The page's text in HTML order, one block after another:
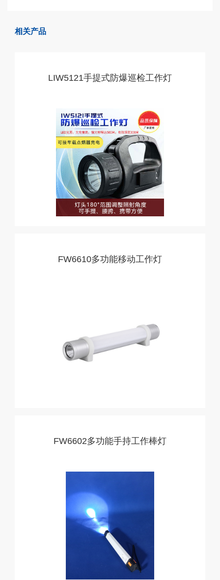
相关产品
LIW5121手提式防爆巡检工作灯
FW6610多功能移动工作灯
FW6602多功能手持工作棒灯